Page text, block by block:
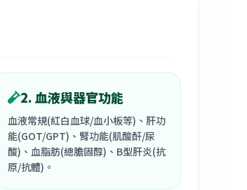
2. 血液與器官功能
血液常規(紅白血球/血小板等)、肝功
能(GOT/GPT)、腎功能(肌酸酐/尿
酸)、血脂肪(總膽固醇)、B型肝炎(抗
原/抗體)。